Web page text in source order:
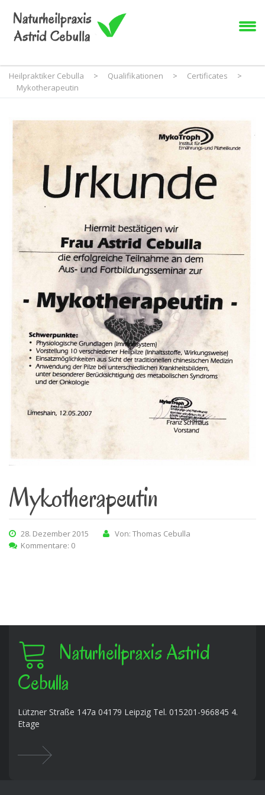
Heilpraktiker Cebulla > Qualifikationen > Certificates
>
Mykotherapeutin
Mykotherapeutin
28. Dezember 2015
Von: Thomas Cebulla
Kommentare: 0
Naturheilpraxis Astrid
Cebulla
Lützner Straße 147a 04179 Leipzig Tel. 015201-966845 4.
Etage